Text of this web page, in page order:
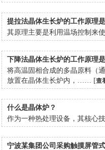
提拉法晶体生长炉的工作原理
其原理主要是利用温场控制来
下降法晶体生长炉的工作原理
将高温固相合成的多晶原料（
放置在晶体生长炉内，…… [查
什么是晶体炉？
作为一种热处理设备，其核心
宁波某集团公司采购触摸屏管